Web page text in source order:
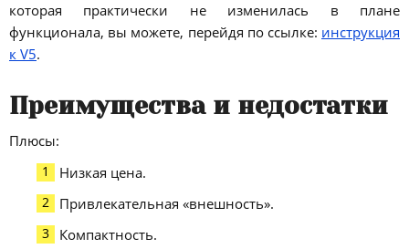
которая практически не изменилась в плане
функционала, вы можете, перейдя по ссылке: инструкция
к V5.
Преимущества и недостатки
Плюсы:
Низкая цена.
Привлекательная «внешность».
Компактность.